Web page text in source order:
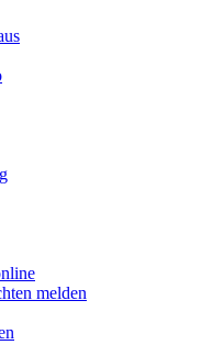
melden